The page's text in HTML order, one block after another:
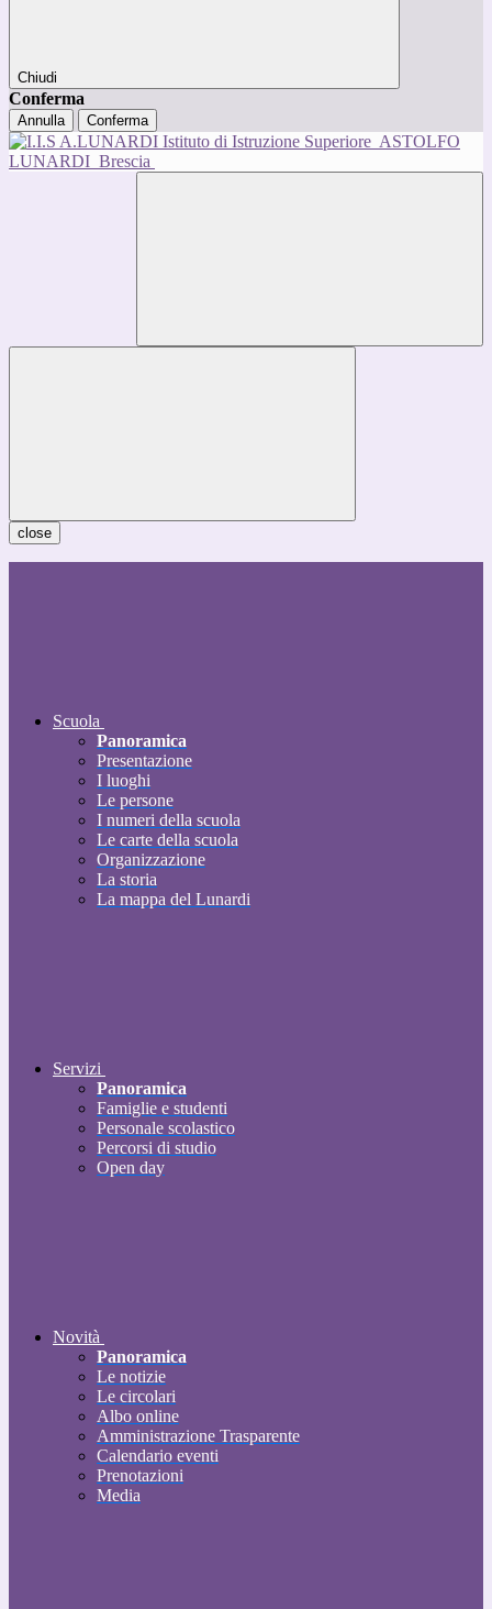
Chiudi
Conferma
Annulla Conferma
Istituto di Istruzione Superiore ASTOLFO
LUNARDI Brescia
close
Scuola
Panoramica
Presentazione
I luoghi
Le persone
I numeri della scuola
Le carte della scuola
Organizzazione
La storia
La mappa del Lunardi
Servizi
Panoramica
Famiglie e studenti
Personale scolastico
Percorsi di studio
Open day
Novità
Panoramica
Le notizie
Le circolari
Albo online
Amministrazione Trasparente
Calendario eventi
Prenotazioni
Media